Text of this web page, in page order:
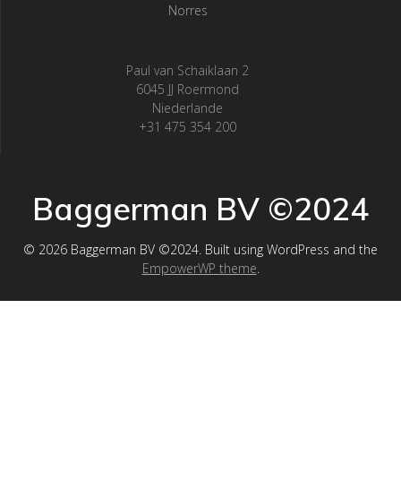
Norres
Paul van Schaiklaan 2
6045 JJ Roermond
Niederlande
+31 475 354 200
Baggerman BV ©2024
© 2026 Baggerman BV ©2024. Built using WordPress and the
EmpowerWP theme.